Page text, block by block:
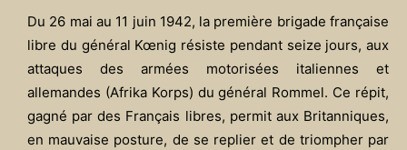
Du 26 mai au 11 juin 1942, la première brigade française
libre du général Kœnig résiste pendant seize jours, aux
attaques des armées motorisées italiennes et
allemandes (Afrika Korps) du général Rommel. Ce répit,
gagné par des Français libres, permit aux Britanniques,
en mauvaise posture, de se replier et de triompher par